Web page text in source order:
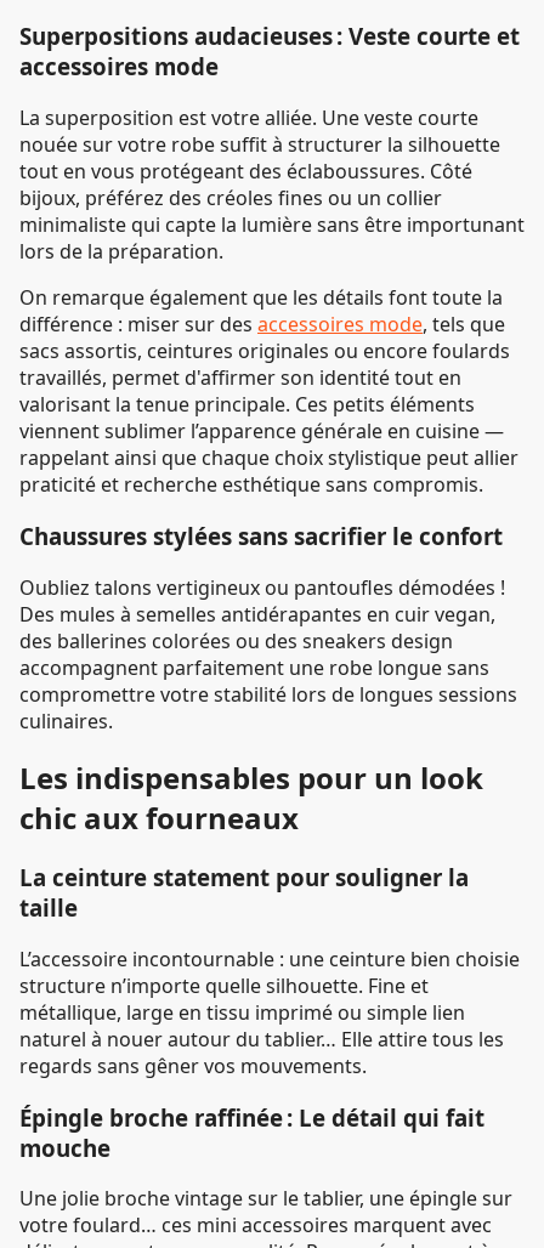
Superpositions audacieuses : Veste courte et
accessoires mode
La superposition est votre alliée. Une veste courte
nouée sur votre robe suffit à structurer la silhouette
tout en vous protégeant des éclaboussures. Côté
bijoux, préférez des créoles fines ou un collier
minimaliste qui capte la lumière sans être importunant
lors de la préparation.
On remarque également que les détails font toute la
différence : miser sur des accessoires mode, tels que
sacs assortis, ceintures originales ou encore foulards
travaillés, permet d'affirmer son identité tout en
valorisant la tenue principale. Ces petits éléments
viennent sublimer l’apparence générale en cuisine —
rappelant ainsi que chaque choix stylistique peut allier
praticité et recherche esthétique sans compromis.
Chaussures stylées sans sacrifier le confort
Oubliez talons vertigineux ou pantoufles démodées !
Des mules à semelles antidérapantes en cuir vegan,
des ballerines colorées ou des sneakers design
accompagnent parfaitement une robe longue sans
compromettre votre stabilité lors de longues sessions
culinaires.
Les indispensables pour un look
chic aux fourneaux
La ceinture statement pour souligner la
taille
L’accessoire incontournable : une ceinture bien choisie
structure n’importe quelle silhouette. Fine et
métallique, large en tissu imprimé ou simple lien
naturel à nouer autour du tablier… Elle attire tous les
regards sans gêner vos mouvements.
Épingle broche raffinée : Le détail qui fait
mouche
Une jolie broche vintage sur le tablier, une épingle sur
votre foulard… ces mini accessoires marquent avec